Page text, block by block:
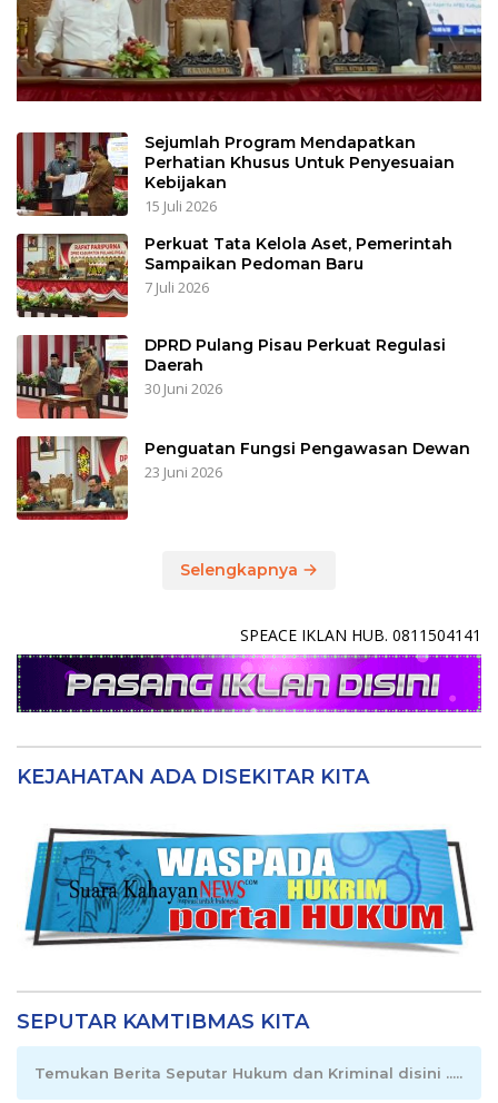
Sejumlah Program Mendapatkan
Perhatian Khusus Untuk Penyesuaian
Kebijakan
15 Juli 2026
Perkuat Tata Kelola Aset, Pemerintah
Sampaikan Pedoman Baru
7 Juli 2026
DPRD Pulang Pisau Perkuat Regulasi
Daerah
30 Juni 2026
Penguatan Fungsi Pengawasan Dewan
23 Juni 2026
Selengkapnya
SPEACE IKLAN HUB. 0811504141
KEJAHATAN ADA DISEKITAR KITA
SEPUTAR KAMTIBMAS KITA
Temukan Berita Seputar Hukum dan Kriminal disini .....